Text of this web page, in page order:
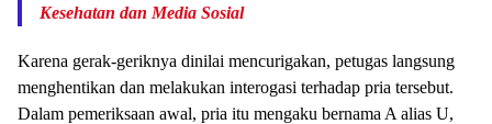
Kesehatan dan Media Sosial
Karena gerak-geriknya dinilai mencurigakan, petugas langsung
menghentikan dan melakukan interogasi terhadap pria tersebut.
Dalam pemeriksaan awal, pria itu mengaku bernama A alias U,